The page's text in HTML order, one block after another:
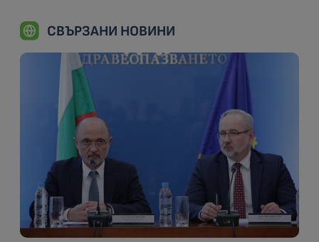
СВЪРЗАНИ НОВИНИ